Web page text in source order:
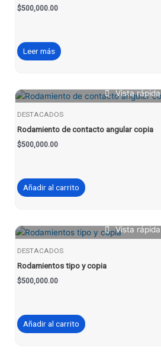
$500,000.00
Leer más
Vista rápida
DESTACADOS
Rodamiento de contacto angular copia
$500,000.00
Añadir al carrito
Vista rápida
DESTACADOS
Rodamientos tipo y copia
$500,000.00
Añadir al carrito